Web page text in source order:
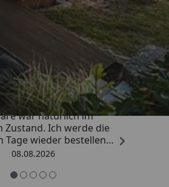
(optional erhältlich - siehe
Reiter "Zubehör")
Montage zum günstigen
Festpreis möglich
oder
Sorglos-Paket mit Montage
und besonderen Service-
Leistungen zum Festpreis
Weitere Informationen
Vollholztür:
Paket 1: 350 x 120 x 60 cm,
Shops
4,81/ 5
schnelle Lieferung.
war natürlich im
Zustand. Ich werde die
Tage wieder bestellen
die Belegschaft gute
08.08.2026